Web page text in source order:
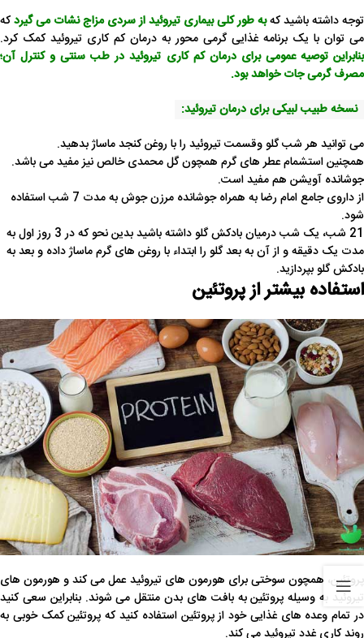
توجه داشته باشید کهبه طور کلی بیماری تیروئید از سردی مزاج نشات می گیردکه
می توان با یک برنامه غذایی گرمی محور به درمان کم کاری تیروئید کمک کرد.
بنابراین توصیه عمومی برای درمان کم کاری تیروئید در طب سنتی و کنترل آن؛
مصرف گرمی جات خواهد بود.
نسخه طبیب لبیکی برای درمان تیروئید:
می توانید هر شب گلو وقسمت تیروئید را با روغن کنجد ماساژ بدهید.
همچنین استشمام عطر های گرم همچون گل محمدی خالص نیز مفید می باشد.
جوشانده آویشن هم مفید است.
از داروی جامع امام رضا به همراه جوشانده مرزن جوش به مدت 7 شب استفاده
شود.
21 شب، یک شب درمیان بادکش گلو داشته باشید بدین نحو که در 3 روز اول به
مدت یک دقیقه و از آن به بعد گلو را ابتداء با روغن های گرم ماساژ داده و بعد به
بادکش گلو بپردازید.
استفاده بیشتر از پروتئین
پروتئین، همچون سوختی برای هورمون های تیروئید عمل می کند و هورمون های
تیروئید به وسیله پروتئین به بافت های بدن منتقل می شوند. بنابراین سعی کنید
در تمام وعده های غذایی خود از پروتئین استفاده کنید که پروتئین کمک خوبی به